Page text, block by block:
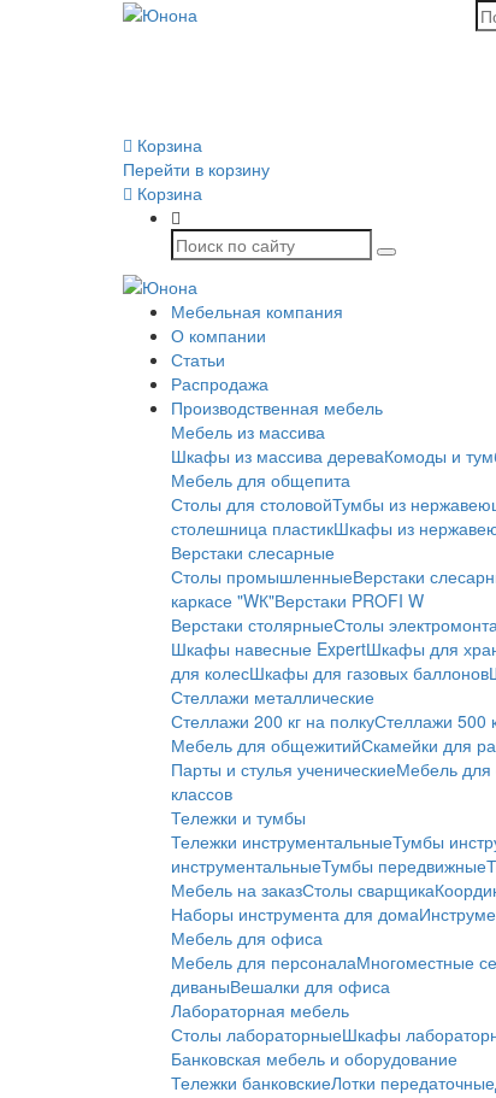
Корзина
Перейти в корзину
Корзина
Мебельная компания
О компании
Статьи
Распродажа
Производственная мебель
Мебель из массива
Шкафы из массива дереваКомоды и
Мебель для общепита
Столы для столовойТумбы из
столешница пластикШкафы из
Верстаки слесарные
Столы промышленныеВерстаки
каркасе "WК"Верстаки PROFI W
Верстаки столярныеСтолы
Шкафы навесные ExpertШкафы для
для колесШкафы для газовых баллонов
Стеллажи металлические
Стеллажи 200 кг на полкуСтеллажи 500
Мебель для общежитийСкамейки для
Парты и стулья ученическиеМебель для
классов
Тележки и тумбы
Тележки инструментальныеТумбы
инструментальныеТумбы передвижные
Мебель на заказСтолы сварщика
Наборы инструмента для дома
Мебель для офиса
Мебель для персоналаМногоместные
диваныВешалки для офиса
Лабораторная мебель
Столы лабораторныеШкафы
Банковская мебель и оборудование
Тележки банковскиеЛотки передаточные